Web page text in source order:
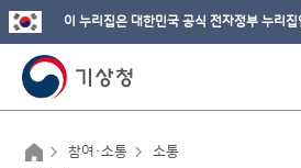
이 누리집은 대한민국 공식 전자정부 누리집
참여·소통 소통